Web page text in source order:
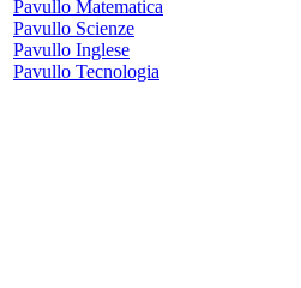
Pavullo Matematica
Pavullo Scienze
Pavullo Inglese
Pavullo Tecnologia